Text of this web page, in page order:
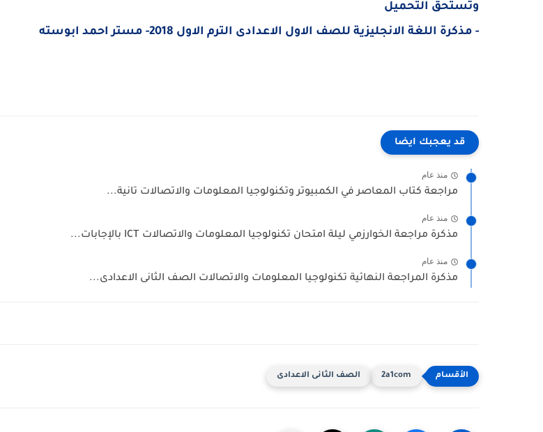
وتستحق التحميل
- مذكرة اللغة الانجليزية للصف الاول الاعدادى الترم الاول 2018- مستر احمد ابوسته
قد يعجبك ايضا
منذ عام
مراجعة كتاب المعاصر في الكمبيوتر وتكنولوجيا المعلومات والاتصالات تانية...
منذ عام
مذكرة مراجعة الخوارزمي ليلة امتحان تكنولوجيا المعلومات والاتصالات ICT بالإجابات...
منذ عام
مذكرة المراجعة النهائية تكنولوجيا المعلومات والاتصالات الصف الثانى الاعدادى...
2a1com الصف الثانى الاعدادى